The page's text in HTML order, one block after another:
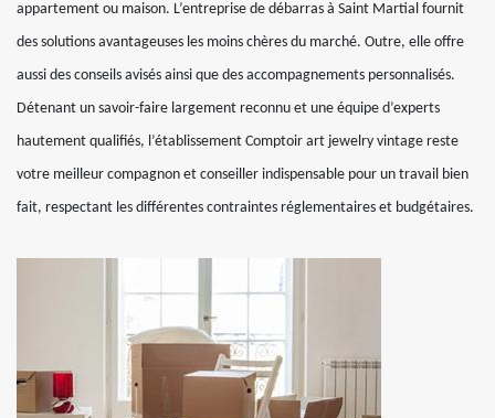
appartement ou maison. L’entreprise de débarras à Saint Martial fournit
des solutions avantageuses les moins chères du marché. Outre, elle offre
aussi des conseils avisés ainsi que des accompagnements personnalisés.
Détenant un savoir-faire largement reconnu et une équipe d’experts
hautement qualifiés, l’établissement Comptoir art jewelry vintage reste
votre meilleur compagnon et conseiller indispensable pour un travail bien
fait, respectant les différentes contraintes réglementaires et budgétaires.